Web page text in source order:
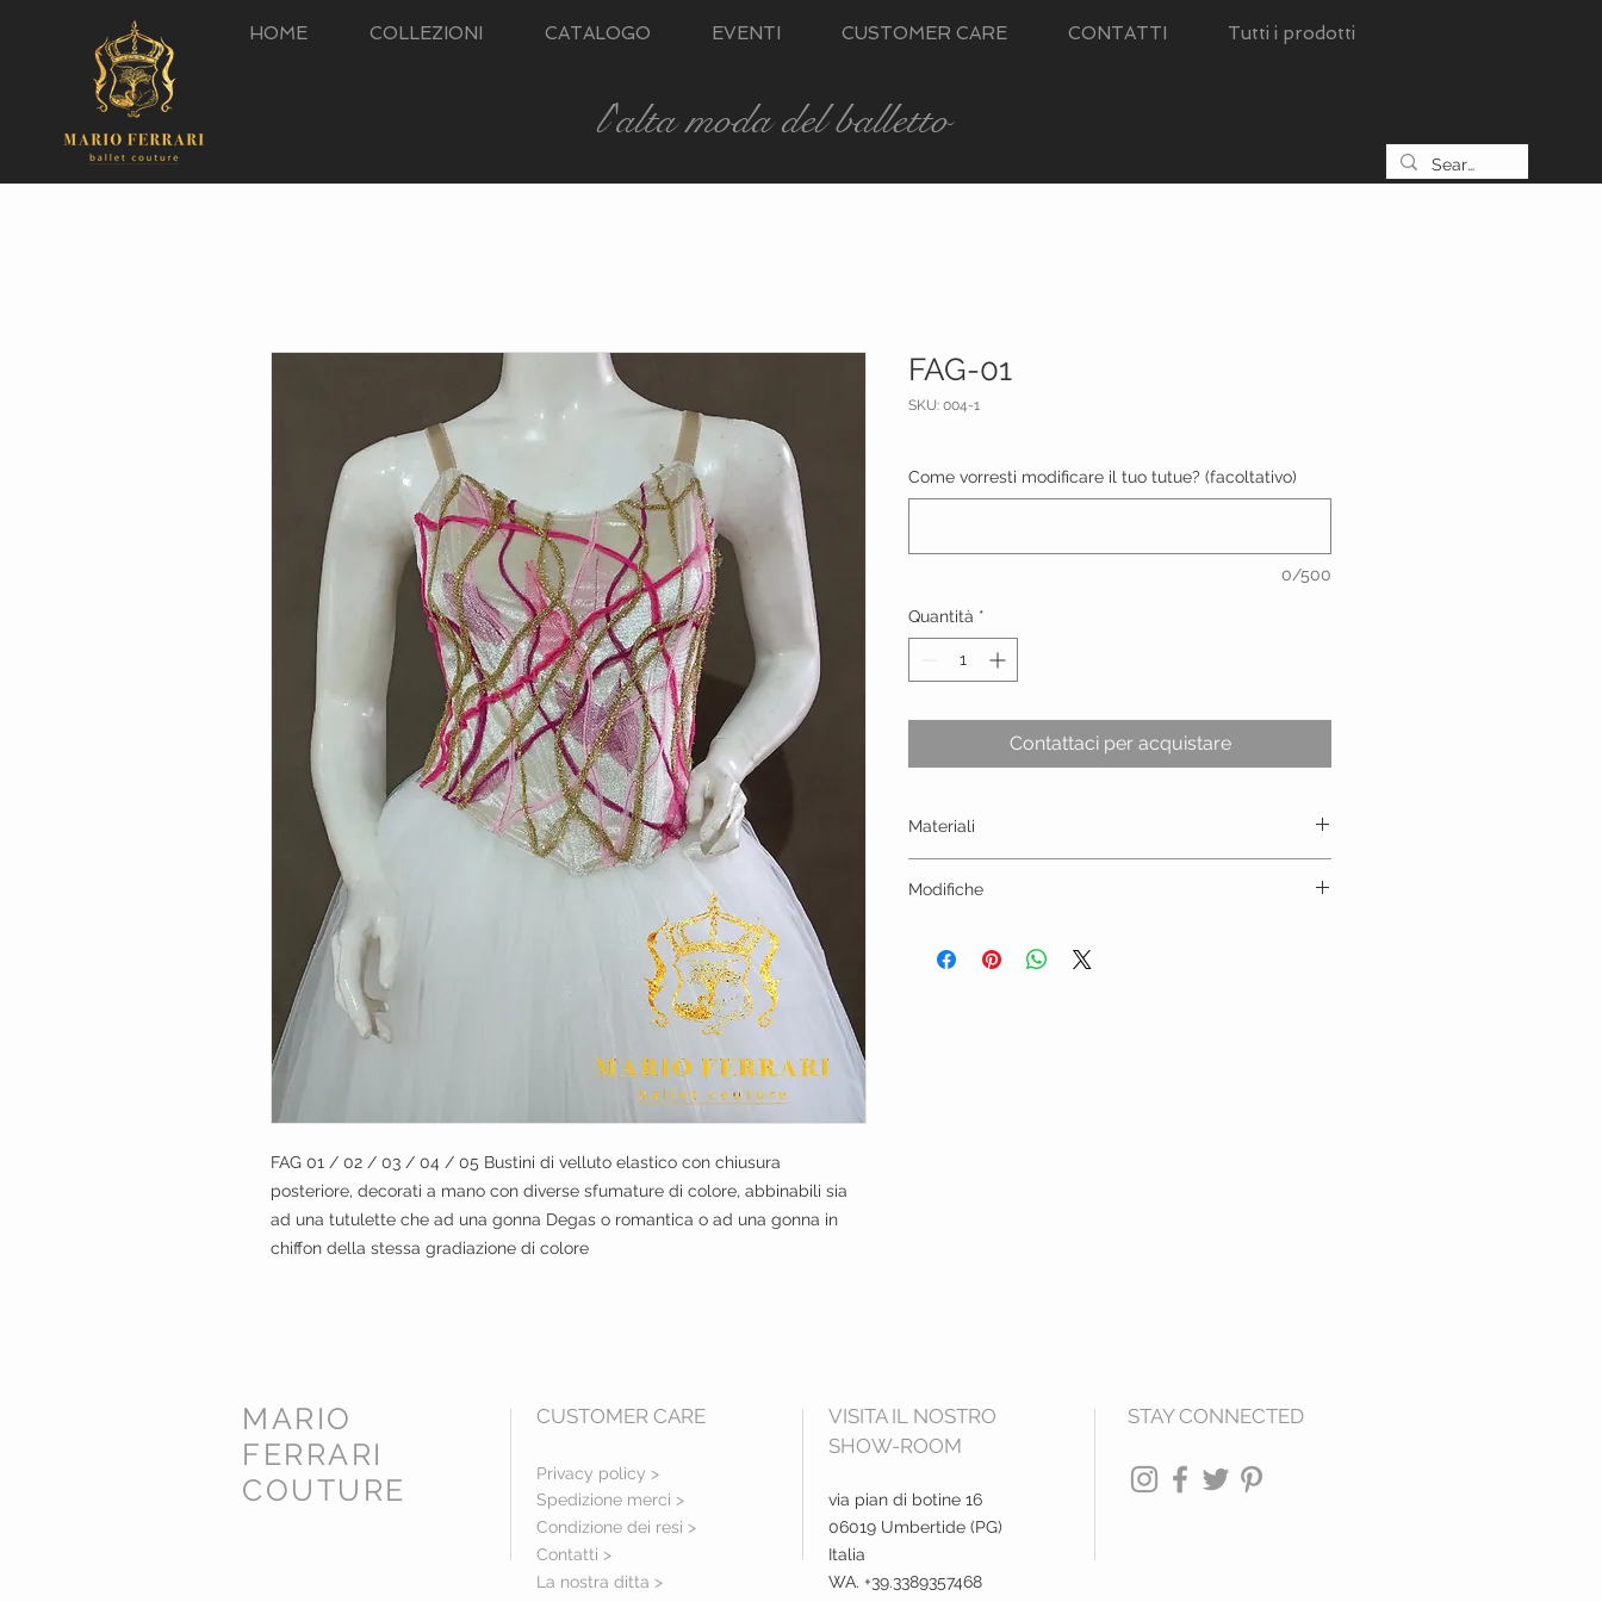
HOME COLLEZIONI CATALOGO EVENTI CUSTOMER CARE CONTATTI Tutti i prodotti
l'alta moda del balletto
FAG 01 / 02 / 03 / 04 / 05 Bustini di velluto elastico con chiusura
posteriore, decorati a mano con diverse sfumature di colore, abbinabili sia
ad una tutulette che ad una gonna Degas o romantica o ad una gonna in
chiffon della stessa gradiazione di colore
FAG-01
SKU: 004-1
Come vorresti modificare il tuo tutue? (facoltativo)
0/500
Quantità *
Contattaci per acquistare
Materiali
Modifiche
modifiche al modello di base, e a quale costi
MARIO
FERRARI
COUTURE
CUSTOMER CARE
Privacy policy >
Spedizione merci >
Condizione dei resi >
Contatti >
La nostra ditta >
VISITA IL NOSTRO
SHOW-ROOM
via pian di botine 16
06019 Umbertide (PG)
Italia
WA. +39.3389357468
STAY CONNECTED